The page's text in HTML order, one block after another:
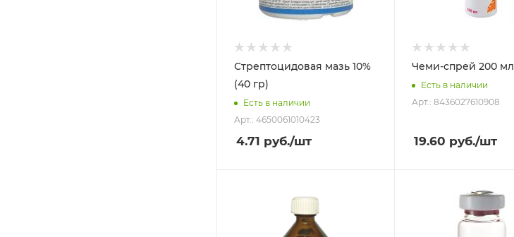
Стрептоцидовая мазь 10%
(40 гр)
Есть в наличии
Арт.: 4650061010423
4.71 руб./шт
Чеми-спрей 200 мл
Есть в наличии
Арт.: 8436027610908
19.60 руб./шт